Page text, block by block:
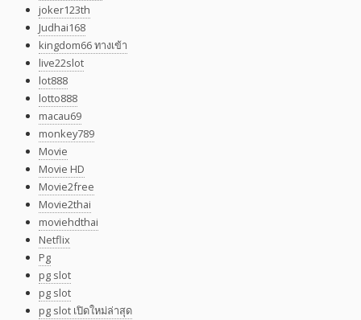
joker123th
Judhai168
kingdom66 ทางเข้า
live22slot
lot888
lotto888
macau69
monkey789
Movie
Movie HD
Movie2free
Movie2thai
moviehdthai
Netflix
Pg
pg slot
pg slot
pg slot เปิดใหม่ล่าสุด